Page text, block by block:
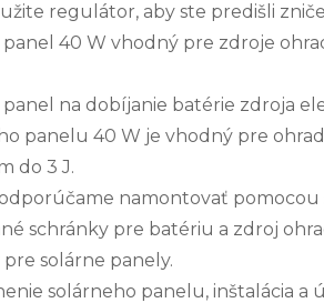
regulátor, aby ste predišli
panel 40 W vhodný pre zdroje
panel na dobíjanie batérie zdroja
panelu 40 W je vhodný pre
do 3 J.
namontovať pomocou
schránky pre batériu a zdroj
solárne panely.
solárneho panelu, inštalácia a